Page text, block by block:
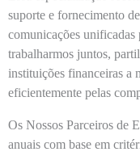
suporte e fornecimento
comunicações
trabalharmos juntos,
instituições financeiras a
eficientemente pelas
Os Nossos Parceiros de
anuais com base em